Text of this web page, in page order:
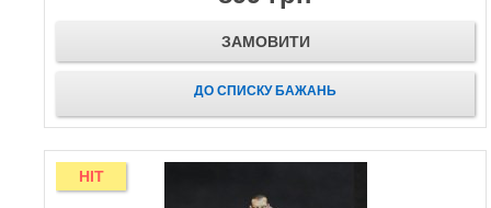
ЗАМОВИТИ
ДО СПИСКУ БАЖАНЬ
HIT